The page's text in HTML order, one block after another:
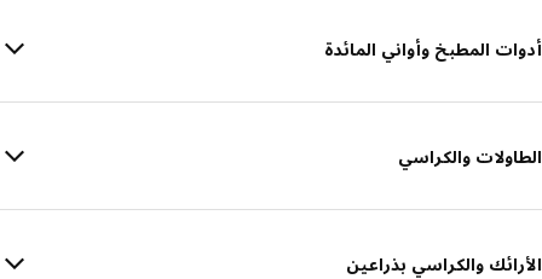
أدوات المطبخ وأواني المائدة
الطاولات والكراسي
الأرائك والكراسي بذراعين